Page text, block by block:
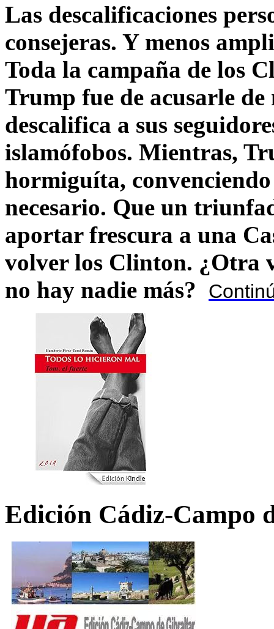
Las descalificaciones
consejeras. Y menos
Toda la campaña de los
Trump fue de acusarle
descalifica a sus
islamófobos. Mientras,
hormiguíta,
necesario. Que un
aportar frescura a una
volver los Clinton. ¿Otra
no hay nadie más?
Edición Cádiz-Campo